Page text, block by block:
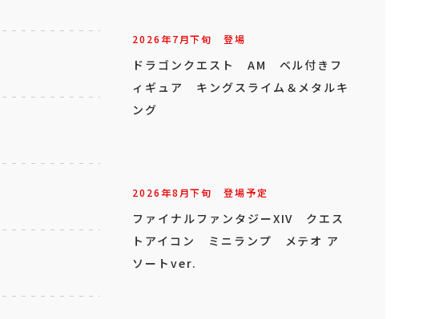
2026年7月下旬 登場
ドラゴンクエスト AM ベル付きフ
ィギュア キングスライム＆メタルキ
ング
2026年8月下旬 登場予定
ファイナルファンタジーXIV クエス
トアイコン ミニランプ メテオ ア
ソートver.